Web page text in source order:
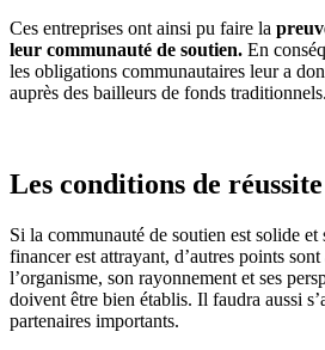
Ces entreprises ont ainsi pu faire la
leur communauté de soutien. En
les obligations communautaires leur a
auprès des bailleurs de fonds traditionnels.
Les conditions de réussite
Si la communauté de soutien est solide
financer est attrayant, d’autres points
l’organisme, son rayonnement et ses
doivent être bien établis. Il faudra aussi
partenaires importants.